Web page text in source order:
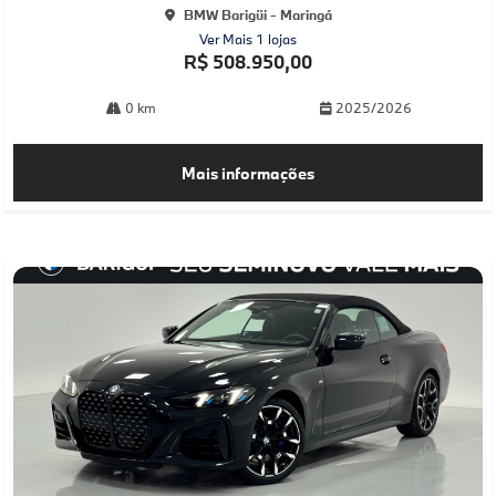
BMW Barigüi - Maringá
Ver Mais 1 lojas
R$ 508.950,00
0 km 2025/2026
Mais informações